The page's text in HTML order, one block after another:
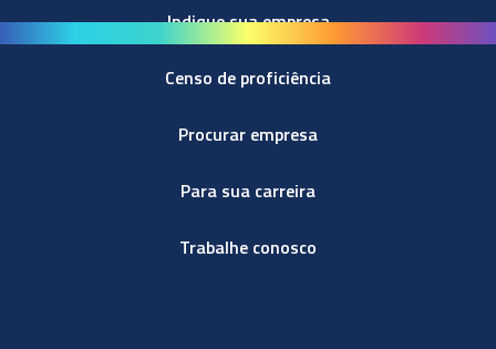
Indique sua empresa
Censo de proficiência
Procurar empresa
Para sua carreira
Trabalhe conosco